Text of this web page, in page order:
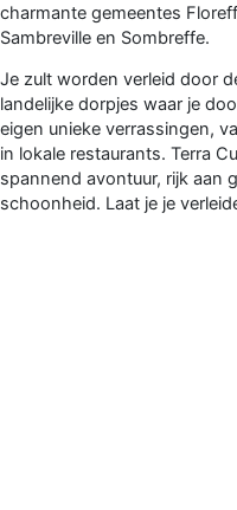
charmante gemeentes
Sambreville en Sombreffe.
Je zult worden verleid door
landelijke dorpjes waar je
eigen unieke verrassingen,
in lokale restaurants. Terra
spannend avontuur, rijk aan
schoonheid. Laat je je